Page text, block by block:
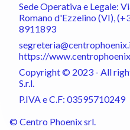
Sede Operativa e Legale:
Romano d'Ezzelino (VI),
8911893
https://
Copyright © 2023 - All
S.r.l.
P.IVA e C.F: 03595710249
© Centro Phoenix srl.